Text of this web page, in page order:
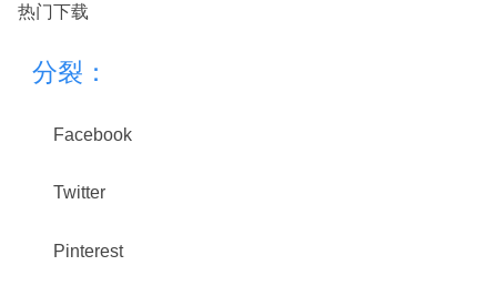
热门下载
分裂：
Facebook
Twitter
Pinterest